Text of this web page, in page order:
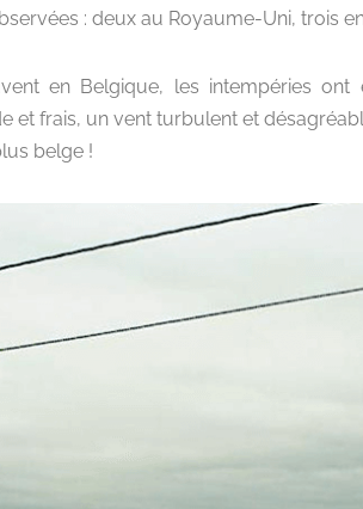
: deux au Royaume-Uni, trois
en Belgique, les intempéries
et frais, un vent turbulent et
belge !